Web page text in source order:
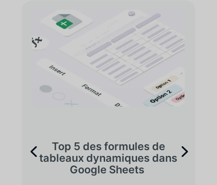
Top 5 des formules de
tableaux dynamiques dans
Google Sheets